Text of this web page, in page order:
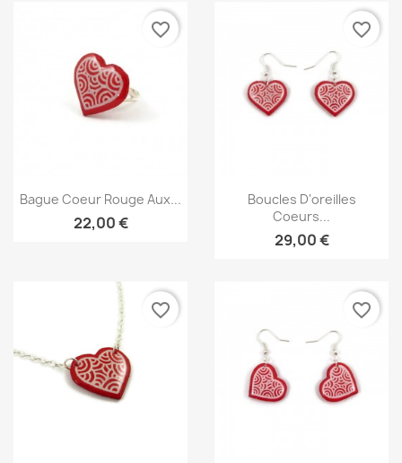
Aperçu rapide
Bague Coeur Rouge Aux...
22,00 €
favorite_border
Aperçu rapide
Boucles D'oreilles
Coeurs...
29,00 €
favorite_border
favorite_border favorite_border